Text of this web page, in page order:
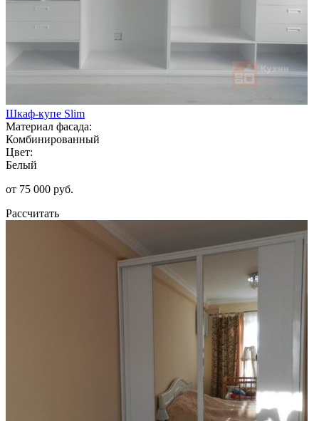
Шкаф-купе Slim
Материал фасада:
Комбинированный
Цвет:
Белый
от 75 000 руб.
Рассчитать